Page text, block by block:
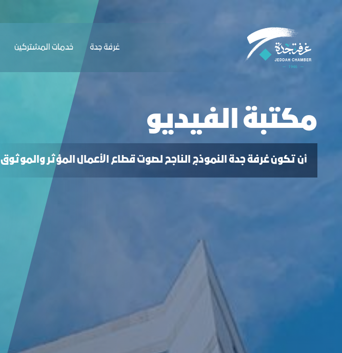
ﻏﺮﻓﺔ ﺟﺪة ﺧﺪﻣﺎت المشتركين
مكتبة الفيديو
أن تكون غرفة جدة النموذج الناجح لصوت قطاع الأعمال المؤثر والموثوق